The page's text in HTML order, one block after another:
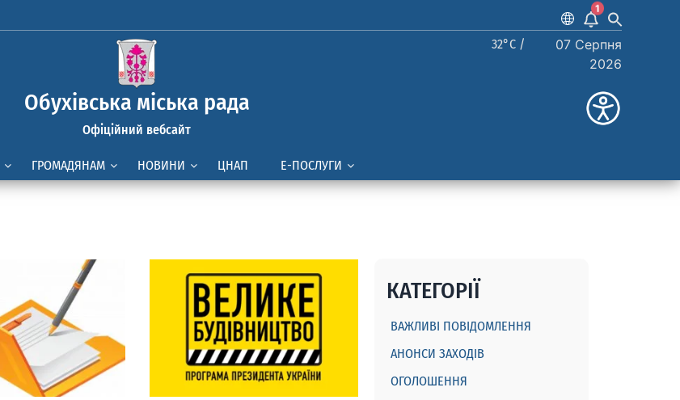
1
Обухівська міська рада
Офіційний вебсайт
32°C /
07 Серпня
2026
ГРОМАДЯНАМ НОВИНИ ЦНАП Е-ПОСЛУГИ
КАТЕГОРІЇ
ВАЖЛИВІ ПОВІДОМЛЕННЯ
АНОНСИ ЗАХОДІВ
ОГОЛОШЕННЯ